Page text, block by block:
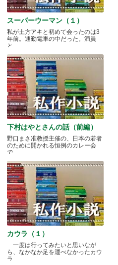
スーパーウーマン（１）
私が土方アキと初めて会ったのは3
年前。通勤電車の中だった。満員
と.....
下村はやとさんの話（前編）
野口まさ准教授主催の、日本の若者
のために開かれる恒例のカレー会
で.....
カウラ（１）
一度は行ってみたいと思いなが
ら、なかなか足を運べなかったカウ
ラ.....